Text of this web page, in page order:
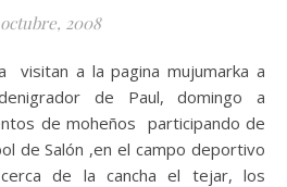
2008
visitan a la pagina mujumarka a
de Paul, domingo a
de moheños participando de
de Salón ,en el campo deportivo
de la cancha el tejar, los